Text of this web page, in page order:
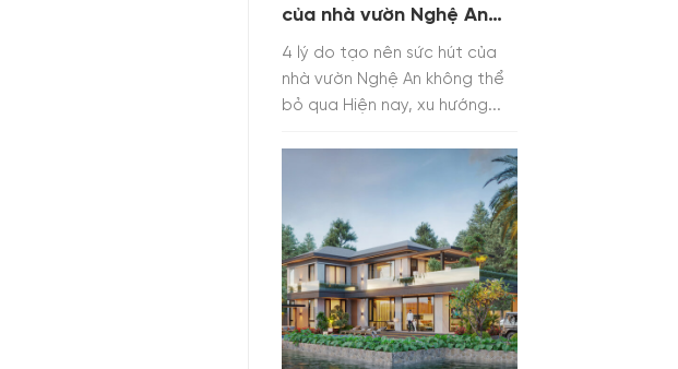
của nhà vườn Nghệ An
không thể bỏ qua
4 lý do tạo nên sức hút của
nhà vườn Nghệ An không thể
bỏ qua Hiện nay, xu hướng...